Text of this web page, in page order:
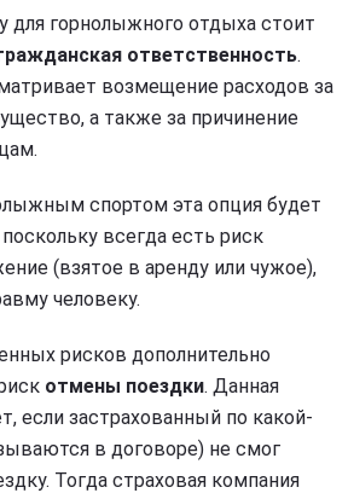
для горнолыжного отдыха стоит
ответственность.
возмещение расходов за
а также за причинение
спортом эта опция будет
всегда есть риск
(взятое в аренду или чужое),
человеку.
рисков дополнительно
отмены поездки. Данная
если застрахованный по какой-
в договоре) не смог
Тогда страховая компания